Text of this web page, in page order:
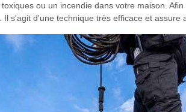
ou un incendie dans votre maison.
s'agit d'une technique très efficace et assure